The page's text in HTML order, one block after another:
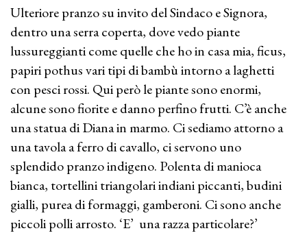
Ulteriore pranzo su invito del Sindaco e Signora,
dentro una serra coperta, dove vedo piante
lussureggianti come quelle che ho in casa mia, ficus,
papiri pothus vari tipi di bambù intorno a laghetti
con pesci rossi. Qui però le piante sono enormi,
alcune sono fiorite e danno perfino frutti. C’è anche
una statua di Diana in marmo. Ci sediamo attorno a
una tavola a ferro di cavallo, ci servono uno
splendido pranzo indigeno. Polenta di manioca
bianca, tortellini triangolari indiani piccanti, budini
gialli, purea di formaggi, gamberoni. Ci sono anche
piccoli polli arrosto. ‘E’ una razza particolare?’